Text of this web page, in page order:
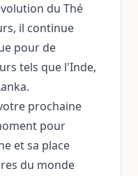
du Thé
il continue
pour de
tels que l'Inde,
prochaine
pour
et sa place
du monde